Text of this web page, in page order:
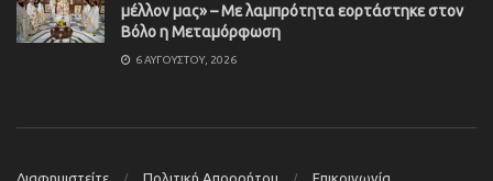
μέλλον μας» – Με λαμπρότητα εορτάστηκε στον
Βόλο η Μεταμόρφωση
6 ΑΥΓΟΎΣΤΟΥ, 2026